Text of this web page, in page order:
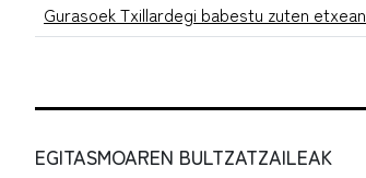
Gurasoek Txillardegi babestu zuten etxean
EGITASMOAREN BULTZATZAILEAK